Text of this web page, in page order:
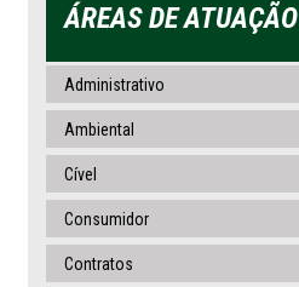
ÁREAS DE ATUAÇÃO
Administrativo
Ambiental
Cível
Consumidor
Contratos